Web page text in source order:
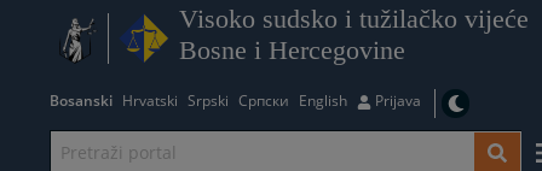
Visoko sudsko i tužilačko vijeće
Bosne i Hercegovine
Bosanski Hrvatski Srpski Српски English Prijava